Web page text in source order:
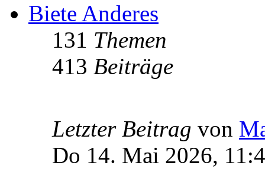
Biete Anderes
131 Themen
413 Beiträge
Letzter Beitrag von
Do 14. Mai 2026,